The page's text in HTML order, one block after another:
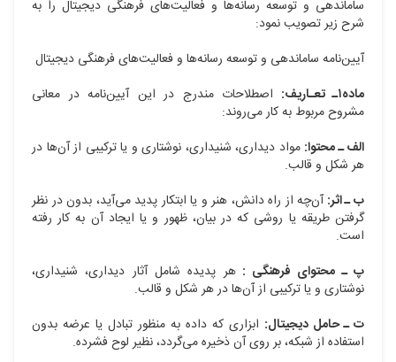
ساماندهی و توسعه رسانه‌ها و فعالیت‌های فرهنگی دیجیتال را به
شرح زیر تصویب نمود:
آیین‌نامه ساماندهی و توسعه رسانه‌ها و فعالیت‌های فرهنگی دیجیتال
ماده۱ـ تعـاریف:
اصطلاحات مندرج در این آیین‌نامه در معانی
مشروح مربوط به کار می‌روند:
الف ـ محتوا: مواد دیداری، شنیداری، نوشتاری و یا ترکیبی از آن‌ها در
هر شکل و قالب.
ب ـ اثر:آن‌چه از راه دانش، هنر و یا ابتکار پدید می‌آید، بدون در نظر
گرفتن طریقه یا روشی که در بیان، ظهور و یا ایجاد آن به کار رفته
است.
پ ـ محتوای فرهنگی : هر پدیده شامل آثار دیداری، شنیداری،
نوشتاری و یا ترکیبی از آن‌ها در هر شکل و قالب.
ت ـ حامل دیجیتال: ابزاری که داده به منظور تبادل یا عرضه بدون
استفاده از شبکه، بر روی آن ذخیره می‌گردد، نظیر لوح فشرده.